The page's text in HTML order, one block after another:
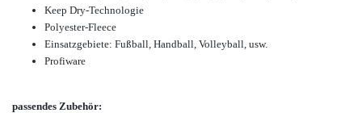
Keep Dry-Technologie
Polyester-Fleece
Einsatzgebiete: Fußball, Handball, Volleyball, usw.
Profiware
passendes Zubehör: